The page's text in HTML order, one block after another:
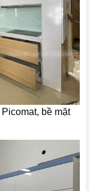
bề mặt